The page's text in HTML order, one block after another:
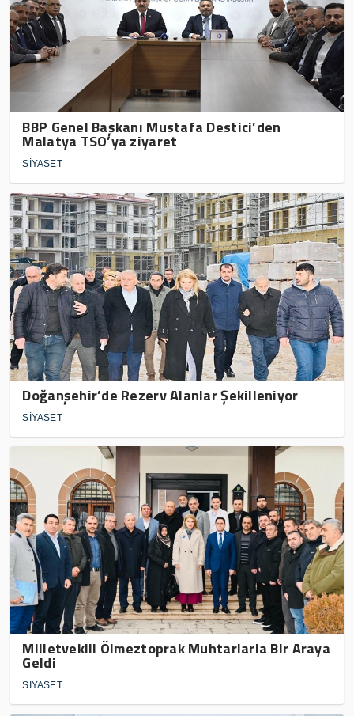
BBP Genel Başkanı Mustafa Destici’den
Malatya TSO’ya ziyaret
SİYASET
Doğanşehir’de Rezerv Alanlar Şekilleniyor
SİYASET
Milletvekili Ölmeztoprak Muhtarlarla Bir Araya
Geldi
SİYASET